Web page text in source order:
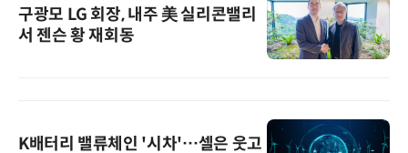
구광모 LG 회장, 내주 美 실리콘밸리
서 젠슨 황 재회동
K배터리 밸류체인 '시차'…셀은 웃고